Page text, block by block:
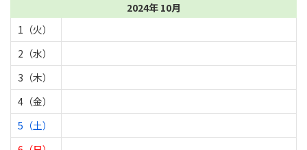
2024年 10月
1（火）
2（水）
3（木）
4（金）
5（土）